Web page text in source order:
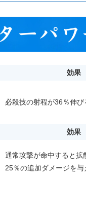
効果
必殺技の射程が36％伸び
効果
通常攻撃が命中すると拡
25％の追加ダメージを与